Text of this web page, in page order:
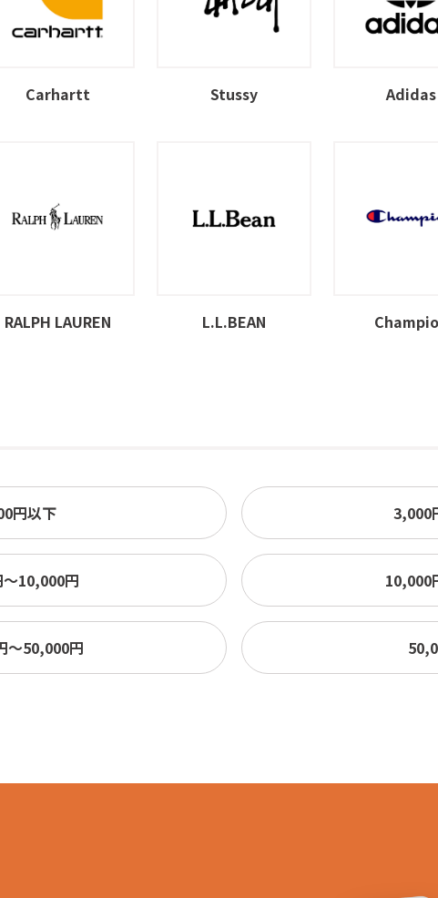
Carhartt Stussy Adidas
RALPH LAUREN L.L.BEAN
円以下 3,000
10,000円 10,000
〜50,000円